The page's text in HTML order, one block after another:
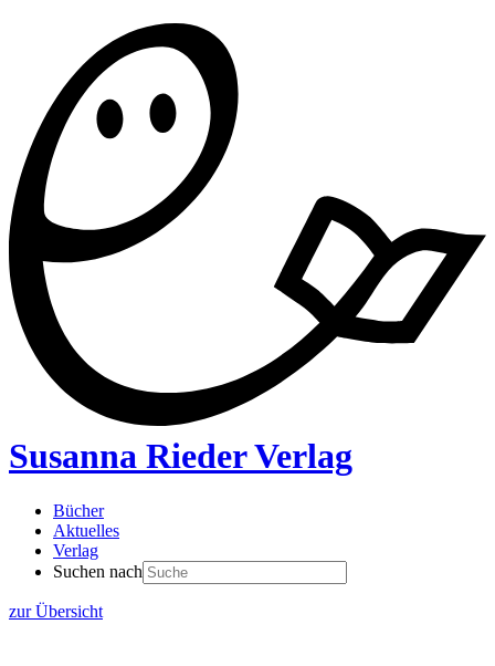
Susanna Rieder Verlag
Bücher
Aktuelles
Verlag
Suchen nach
zur Übersicht